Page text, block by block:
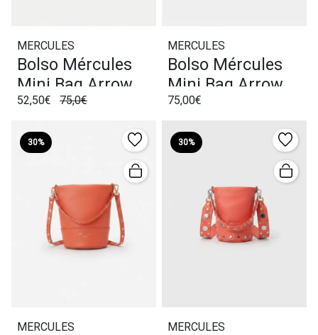
MERCULES
Bolso Mércules
Mini Bag Arrow
Terracota
52,50€ 75,0€
MERCULES
Bolso Mércules
Mini Bag Arrow
Bone
75,00€
30%
MERCULES
30%
MERCULES